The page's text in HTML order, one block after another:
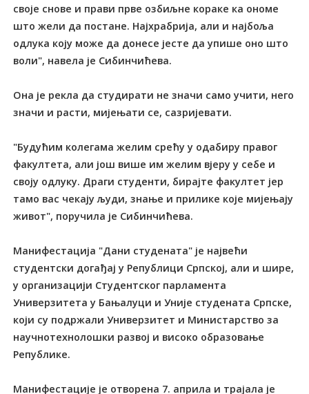
своје снове и прави прве озбиљне кораке ка ономе
што жели да постане. Најхрабрија, али и најбоља
одлука коју може да донесе јесте да упише оно што
воли", навела је Сибинчићева.
Она је рекла да студирати не значи само учити, него
значи и расти, мијењати се, сазријевати.
"Будућим колегама желим срећу у одабиру правог
факултета, али још више им желим вјеру у себе и
своју одлуку. Драги студенти, бирајте факултет јер
тамо вас чекају људи, знање и прилике које мијењају
живот", поручила је Сибинчићева.
Манифестација "Дани студената" је највећи
студентски догађај у Републици Српској, али и шире,
у организацији Студентског парламента
Универзитета у Бањалуци и Уније студената Српске,
који су подржали Универзитет и Министарство за
научнотехнолошки развој и високо образовање
Републике.
Манифестације је отворена 7. априла и трајала је